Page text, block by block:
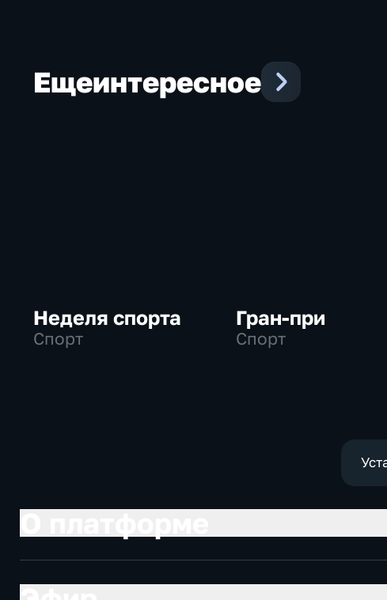
Ещеинтересное
Неделя спорта
Спорт
Гран-при
Спорт